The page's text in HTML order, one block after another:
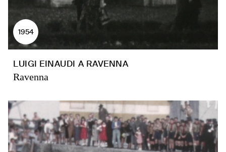
1954
LUIGI EINAUDI A RAVENNA
Ravenna